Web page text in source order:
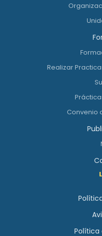
Realizar
Convenio
Política